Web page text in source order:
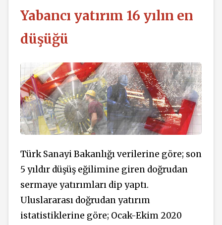
Yabancı yatırım 16 yılın en
düşüğü
Türk Sanayi Bakanlığı verilerine göre; son
5 yıldır düşüş eğilimine giren doğrudan
sermaye yatırımları dip yaptı.
Uluslararası doğrudan yatırım
istatistiklerine göre; Ocak-Ekim 2020